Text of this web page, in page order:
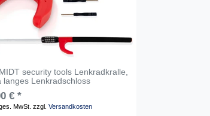
security tools Lenkradkralle,
langes Lenkradschloss
€ *
MwSt. zzgl.Versandkosten